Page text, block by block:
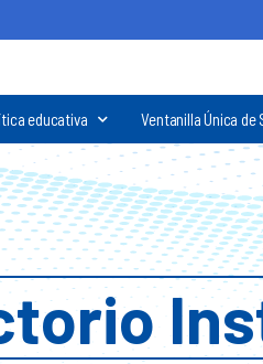
educativa Ventanilla Única de